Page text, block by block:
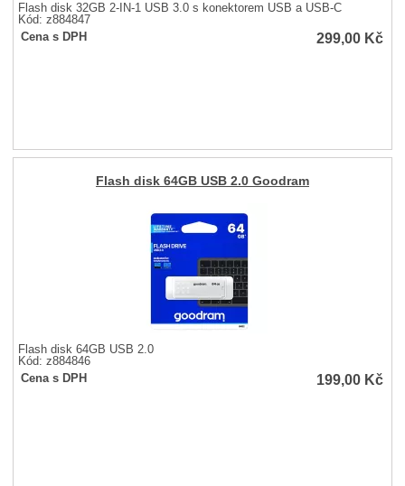
Flash disk 32GB 2-IN-1 USB 3.0 s konektorem USB a USB-C
Kód: z884847
Cena s DPH
299,00 Kč
Flash disk 64GB USB 2.0 Goodram
Flash disk 64GB USB 2.0
Kód: z884846
Cena s DPH
199,00 Kč